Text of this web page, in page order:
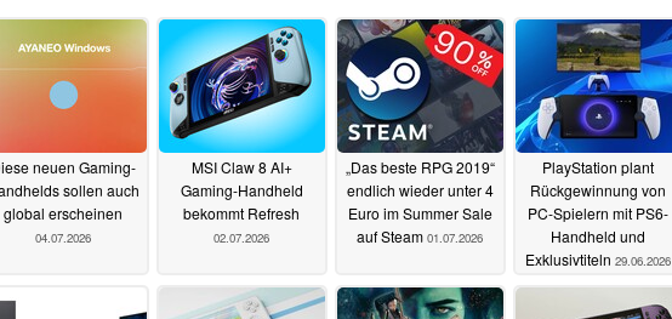
neuen Gaming-
sollen auch
global erscheinen
04.07.2026
MSI Claw 8 AI+
Gaming-Handheld
bekommt Refresh
02.07.2026
„Das beste RPG 2019“
endlich wieder unter 4
Euro im Summer Sale
auf Steam 01.07.2026
PlayStation plant
Rückgewinnung von
PC-Spielern mit PS6-
Handheld und
Exklusivtiteln 29.06.2026